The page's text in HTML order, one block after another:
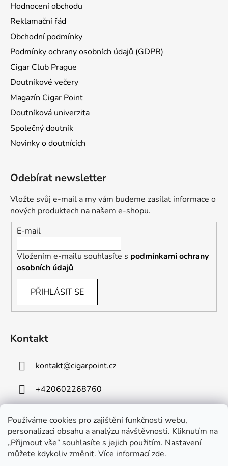
Používáme cookies pro zajištění funkčnosti webu,
personalizaci obsahu a analýzu návštěvnosti. Kliknutím na
„Přijmout vše“ souhlasíte s jejich použitím. Nastavení
můžete kdykoliv změnit. Více informacízde.
Hodnocení obchodu
Reklamační řád
Obchodní podmínky
Podmínky ochrany osobních údajů (GDPR)
Cigar Club Prague
Doutníkové večery
Magazín Cigar Point
Doutníková univerzita
Společný doutník
Novinky o doutnících
Odebírat newsletter
Vložte svůj e-mail a my vám budeme zasílat informace o
nových produktech na našem e-shopu.
E-mail
Vložením e-mailu souhlasíte s podmínkami ochrany
osobních údajů
PŘIHLÁSIT SE
Kontakt
kontakt@cigarpoint.cz
+420602268760